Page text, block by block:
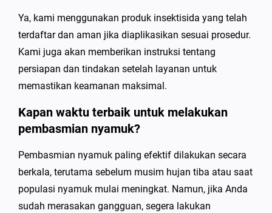
Ya, kami menggunakan produk insektisida yang telah
terdaftar dan aman jika diaplikasikan sesuai prosedur.
Kami juga akan memberikan instruksi tentang
persiapan dan tindakan setelah layanan untuk
memastikan keamanan maksimal.
Kapan waktu terbaik untuk melakukan
pembasmian nyamuk?
Pembasmian nyamuk paling efektif dilakukan secara
berkala, terutama sebelum musim hujan tiba atau saat
populasi nyamuk mulai meningkat. Namun, jika Anda
sudah merasakan gangguan, segera lakukan